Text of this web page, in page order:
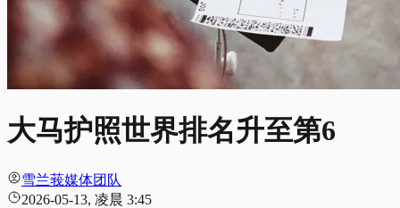
大马护照世界排名升至第6
雪兰莪媒体团队
2026-05-13, 凌晨 3:45